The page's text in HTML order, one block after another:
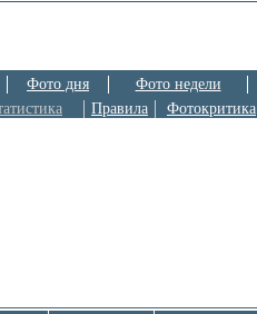
Фото дня Фото недели
Правила Фотокритика